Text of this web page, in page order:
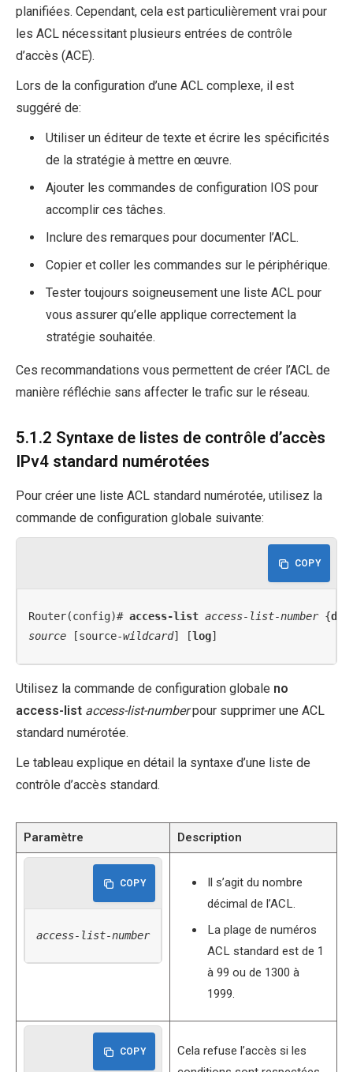
planifiées. Cependant, cela est particulièrement vrai pour
les ACL nécessitant plusieurs entrées de contrôle
d’accès (ACE).
Lors de la configuration d’une ACL complexe, il est
suggéré de:
Utiliser un éditeur de texte et écrire les spécificités
de la stratégie à mettre en œuvre.
Ajouter les commandes de configuration IOS pour
accomplir ces tâches.
Inclure des remarques pour documenter l’ACL.
Copier et coller les commandes sur le périphérique.
Tester toujours soigneusement une liste ACL pour
vous assurer qu’elle applique correctement la
stratégie souhaitée.
Ces recommandations vous permettent de créer l’ACL de
manière réfléchie sans affecter le trafic sur le réseau.
5.1.2 Syntaxe de listes de contrôle d’accès
IPv4 standard numérotées
Pour créer une liste ACL standard numérotée, utilisez la
commande de configuration globale suivante:
COPY
Router(config)# access-list access-list-number {
source [source-wildcard] [log]
Utilisez la commande de configuration globale no
access-list access-list-numberpour supprimer une ACL
standard numérotée.
Le tableau explique en détail la syntaxe d’une liste de
contrôle d’accès standard.
Paramètre Description
COPY
access-list-number
Il s’agit du nombre
décimal de l’ACL.
La plage de numéros
ACL standard est de 1
à 99 ou de 1300 à
1999.
COPY
Cela refuse l’accès si les